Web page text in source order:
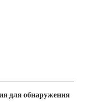
для обнаружения